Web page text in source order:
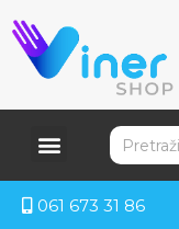
061 673 31 86